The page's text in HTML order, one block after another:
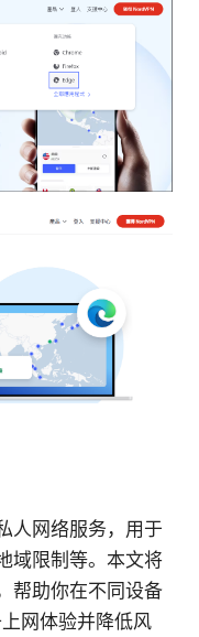
人网络服务，用于
域限制等。本文将
帮助你在不同设备
网体验并降低风